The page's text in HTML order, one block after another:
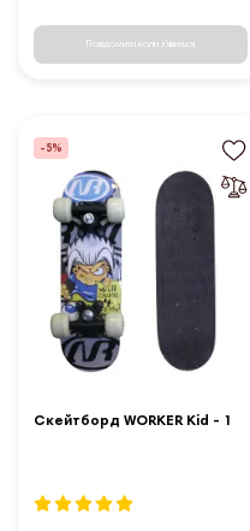
Повідомити коли з'явиться
-5%
Cкейтборд WORKER Kid - 1